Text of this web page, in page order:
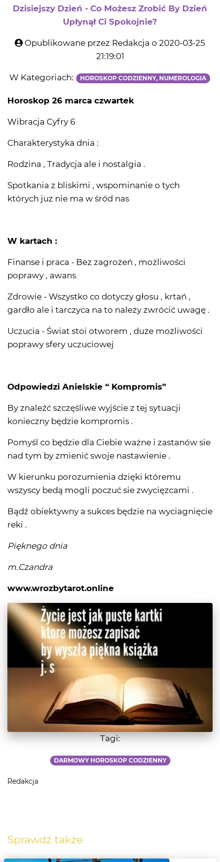
Dzisiejszy Dzień - Co Możesz Zrobić By Dzień
Upłynął Ci Spokojnie?
Opublikowane przez Redakcja o 2020-03-25
21:19:01
W Kategoriach: HOROSKOP CODZIENNY, NUMEROLOGIA
Horoskop 26 marca czwartek
Wibracja Cyfry 6
Charakterystyka dnia :
Rodzina , Tradycja ale i nostalgia .
Spotkania z bliskimi , wspominanie o tych
których juz nie ma w śród nas
W kartach :
Finanse i praca - Bez zagrożeń , możliwości
poprawy , awans
Zdrowie - Wszystko co dotyczy głosu , krtań ,
gardło ale i tarczyca na to należy zwrócić uwagę .
Uczucia - Świat stoi otworem , duże możliwości
poprawy sfery uczuciowej
Odpowiedzi Anielskie “ Kompromis”
By znaleźć szczęśliwe wyjście z tej sytuacji
konieczny będzie kompromis .
Pomyśl co będzie dla Ciebie ważne i zastanów sie
nad tym by zmienić swoje nastawienie .
W kierunku porozumienia dzięki któremu
wszyscy bedą mogli poczuć sie zwycięzcami .
Bądź obiektywny a sukces będzie na wyciagnięcie
reki .
Pięknego dnia
m.Czandra
www.wrozbytarot.online
Tagi:
DARMOWY HOROSKOP CODZIENNY
Redakcja
Sprawdź także